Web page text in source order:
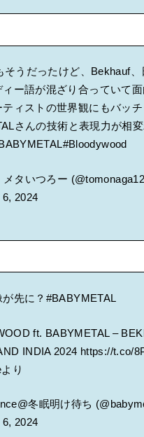
そうだったけど、Bekhauf、
ー語が混ざり合っていて面
ティストの世界観にもバッチ
さんの技術と表現力が相
#Bloodywood
タいつろー
2024
先に？ #BABYMETAL
ft. BABYMETAL –
INDIA 2024 https://t.co/
より
冬眠明け待ち
2024